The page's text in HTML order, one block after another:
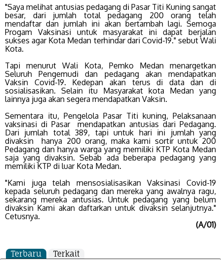
"Saya melihat antusias pedagang di Pasar Titi Kuning sangat
besar, dari jumlah total pedagang 200 orang telah
mendaftar dan jumlah ini akan bertambah lagi. Semoga
Progam Vaksinasi untuk masyarakat ini dapat berjalan
sukses agar Kota Medan terhindar dari Covid-19." sebut Wali
Kota.
Tapi menurut Wali Kota, Pemko Medan menargetkan
Seluruh Pengemudi dan pedagang akan mendapatkan
Vaksin Covid-19. Kedepan akan terus di data dan di
sosialisasikan. Selain itu Masyarakat kota Medan yang
lainnya juga akan segera mendapatkan Vaksin.
Sementara itu, Pengelola Pasar Titi kuning, Pelaksanaan
vaksinasi di Pasar mendapatkan antusias dari Pedagang.
Dari jumlah total 389, tapi untuk hari ini jumlah yang
divaksin hanya 200 orang, maka kami sortir untuk 200
Pedagang dan hanya warga yang memiliki KTP Kota Medan
saja yang divaksin. Sebab ada beberapa pedagang yang
memiliki KTP di luar Kota Medan.
"Kami juga telah mensosialisasikan Vaksinasi Covid-19
kepada seluruh pedagang dan mereka yang awalnya ragu,
sekarang mereka antusias. Untuk pedagang yang belum
divaksin Kami akan daftarkan untuk divaksin selanjutnya."
Cetusnya.
(A/01)
Terbaru Terkait